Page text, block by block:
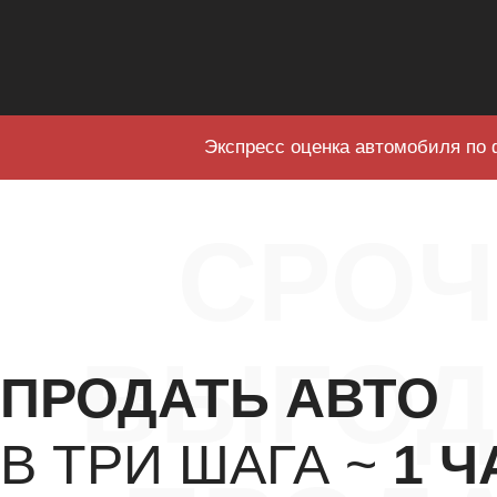
Экспресс оценка автомобиля
ПРОДАТЬ АВТО
В ТРИ ШАГА ~ 1